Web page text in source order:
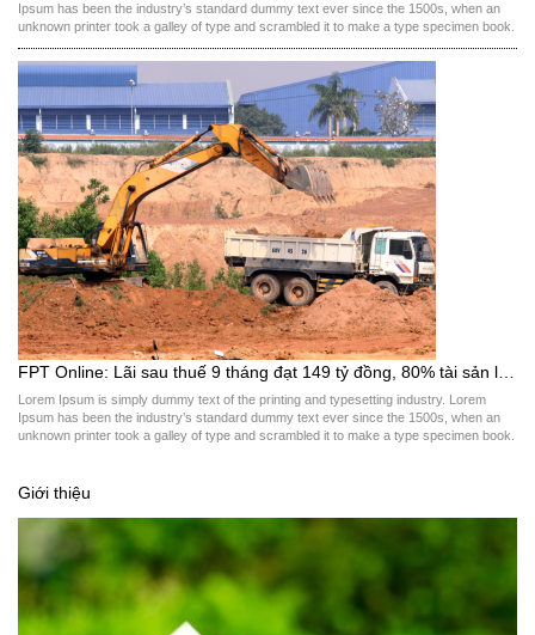
Ipsum has been the industry’s standard dummy text ever since the 1500s, when an
unknown printer took a galley of type and scrambled it to make a type specimen book.
Lorem Ipsum is simply dummy text of the printing and typesetting industry. Lorem
Ipsum has been the industry’s standard dummy text ever since the 1500s, when an
unknown printer took a galley of type and scrambled it to make a type specimen book.
Giới thiệu